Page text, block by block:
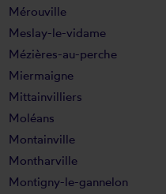
Mérouville
Meslay-le-vidame
Mézières-au-perche
Miermaigne
Mittainvilliers
Moléans
Montainville
Montharville
Montigny-le-gannelon